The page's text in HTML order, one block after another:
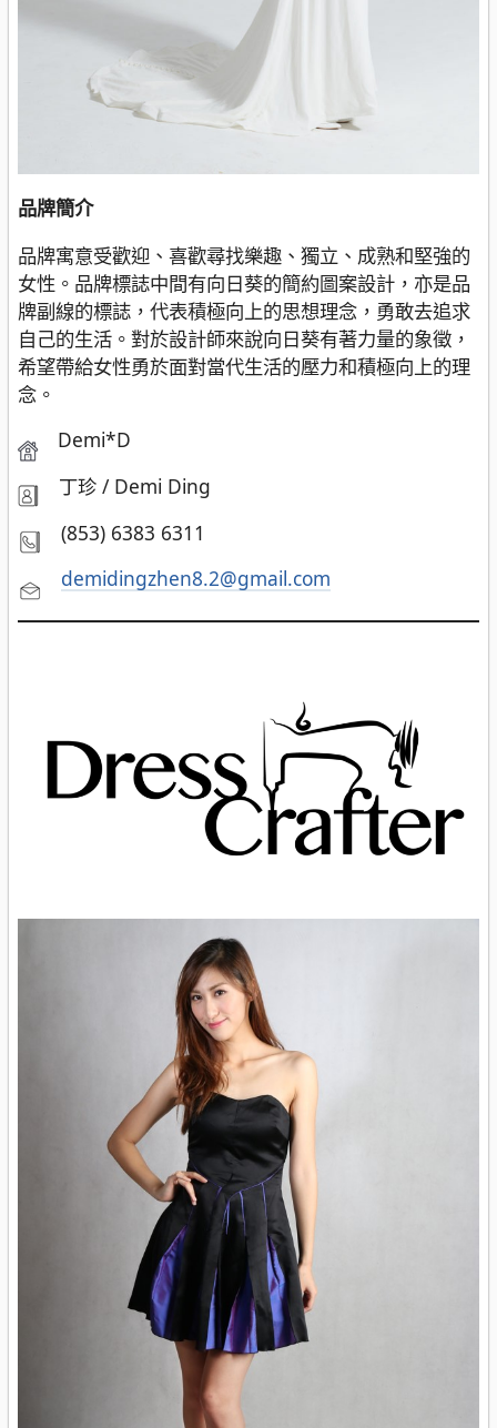
品牌簡介
品牌寓意受歡迎、喜歡尋找樂趣、獨立、成熟和堅強的
女性。品牌標誌中間有向日葵的簡約圖案設計，亦是品
牌副線的標誌，代表積極向上的思想理念，勇敢去追求
自己的生活。對於設計師來說向日葵有著力量的象徵，
希望帶給女性勇於面對當代生活的壓力和積極向上的理
念。
Demi*D
丁珍 / Demi Ding
(853) 6383 6311
demidingzhen8.2@gmail.com